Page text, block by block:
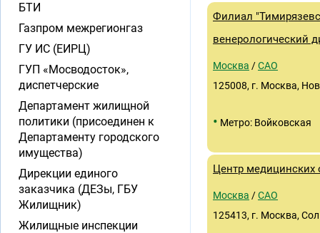
Филиал
венерологический
Москва /САО
125008, г. Москва,
• Метро: Войковская
Центр
Москва /САО
125413, г. Москва,
БТИ
Газпром межрегионгаз
ГУ ИС (ЕИРЦ)
ГУП «Мосводосток»,
диспетчерские
Департамент жилищной
политики (присоединен к
Департаменту городского
имущества)
Дирекции единого
заказчика (ДЕЗы, ГБУ
Жилищник)
Жилищные инспекции